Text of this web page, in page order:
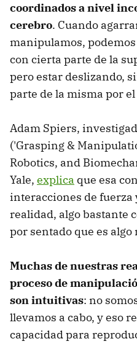
coordinados a nivel
cerebro. Cuando
manipulamos,
con cierta parte de la
pero estar deslizando,
parte de la misma por el
Adam Spiers,
('Grasping &
Robotics, and
Yale, explica que esa
interacciones de fuerza
realidad, algo bastante
por sentado que es
Muchas de nuestras
proceso de
son intuitivas: no
llevamos a cabo, y eso
capacidad para